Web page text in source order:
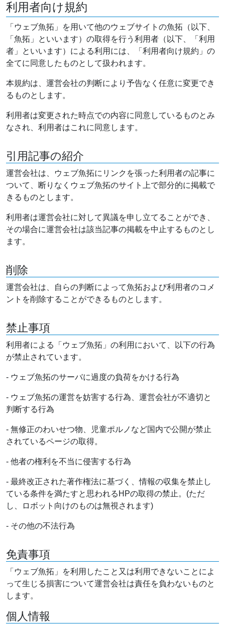
利用者向け規約
「ウェブ魚拓」を用いて他のウェブサイトの魚拓（以下、
「魚拓」といいます）の取得を行う利用者（以下、「利用
者」といいます）による利用には、「利用者向け規約」の
全てに同意したものとして扱われます。
本規約は、運営会社の判断により予告なく任意に変更でき
るものとします。
利用者は変更された時点での内容に同意しているものとみ
なされ、利用者はこれに同意します。
引用記事の紹介
運営会社は、ウェブ魚拓にリンクを張った利用者の記事に
ついて、断りなくウェブ魚拓のサイト上で部分的に掲載で
きるものとします。
利用者は運営会社に対して異議を申し立てることができ、
その場合に運営会社は該当記事の掲載を中止するものとし
ます。
削除
運営会社は、自らの判断によって魚拓および利用者のコメ
ントを削除することができるものとします。
禁止事項
利用者による「ウェブ魚拓」の利用において、以下の行為
が禁止されています。
- ウェブ魚拓のサーバに過度の負荷をかける行為
- ウェブ魚拓の運営を妨害する行為、運営会社が不適切と
判断する行為
- 無修正のわいせつ物、児童ポルノなど国内で公開が禁止
されているページの取得。
- 他者の権利を不当に侵害する行為
- 最終改正された著作権法に基づく、情報の収集を禁止し
ている条件を満たすと思われるHPの取得の禁止。(ただ
し、ロボット向けのものは無視されます)
- その他の不法行為
免責事項
「ウェブ魚拓」を利用したこと又は利用できないことによ
って生じる損害について運営会社は責任を負わないものと
します。
個人情報